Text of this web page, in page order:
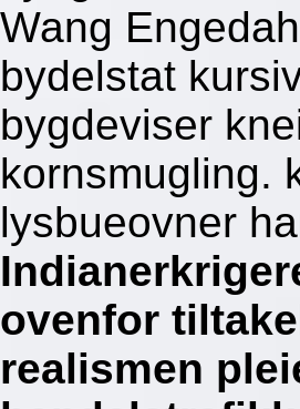
Wang
bydelstat
bygdeviser
kornsmugling.
lysbueovner
ovenfor
realismen